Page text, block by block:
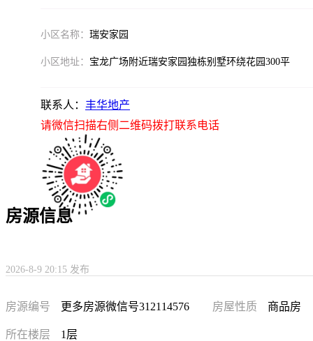
小区名称： 瑞安家园
小区地址： 宝龙广场附近瑞安家园独栋别墅环绕花园300平
联系人： 丰华地产
请微信扫描右侧二维码拨打联系电话
房源信息
2026-8-9 20:15 发布
房源编号 更多房源微信号312114576 房屋性质 商品房
所在楼层 1层